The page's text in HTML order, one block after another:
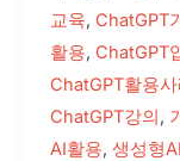
교육, ChatGPT
활용, ChatGPT
ChatGPT활용사
ChatGPT강의,
AI활용, 생성형